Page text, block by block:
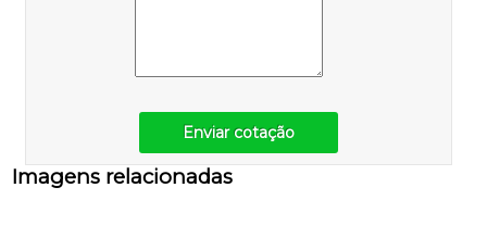
Enviar cotação
Imagens relacionadas